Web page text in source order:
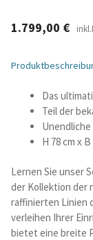
Betten und
Schreibtische &
Outdoor
TV- und
1.799,00 €
Das
Teil der
H 78 cm x
Lernen Sie unser
der Kollektion der
raffinierten Linien
verleihen Ihrer
bietet eine breite